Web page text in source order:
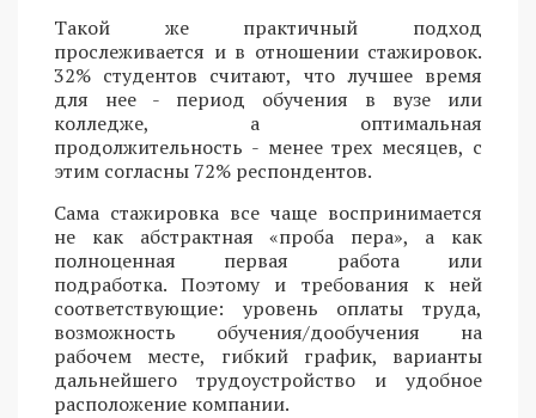
Такой же практичный подход
прослеживается и в отношении стажировок.
32% студентов считают, что лучшее время
для нее - период обучения в вузе или
колледже, а оптимальная
продолжительность - менее трех месяцев, с
этим согласны 72% респондентов.
Сама стажировка все чаще воспринимается
не как абстрактная «проба пера», а как
полноценная первая работа или
подработка. Поэтому и требования к ней
соответствующие: уровень оплаты труда,
возможность обучения/дообучения на
рабочем месте, гибкий график, варианты
дальнейшего трудоустройство и удобное
расположение компании.